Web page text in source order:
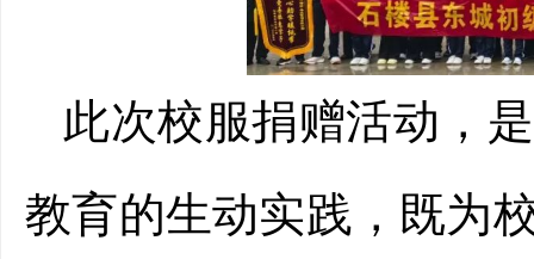
此次校服捐赠活动，
教育的生动实践，既为